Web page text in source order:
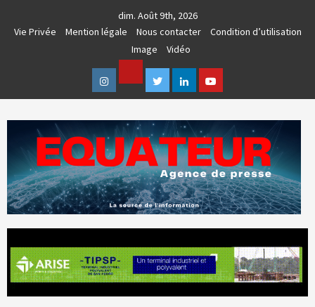
dim. Août 9th, 2026
Vie Privée
Mention légale Nous contacter
Condition d’utilisation
Image
Vidéo
Instagram
Facebook
TwitterLinkedinYoutube
EQUATEUR